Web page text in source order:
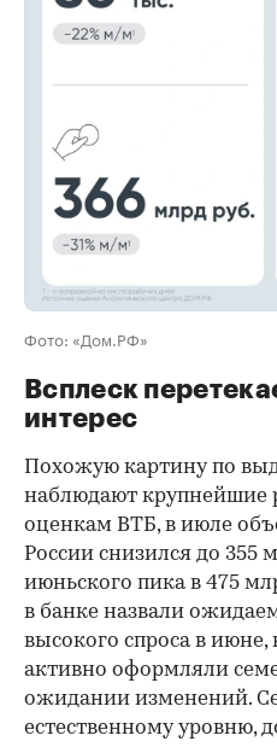
Фото: «Дом.РФ»
Всплеск
интерес
Похожую картину по
наблюдают крупнейшие
оценкам ВТБ, в июле
России снизился до 355
июньского пика в 475
в банке назвали
высокого спроса в
активно оформляли
ожидании изменений.
естественному уровню,